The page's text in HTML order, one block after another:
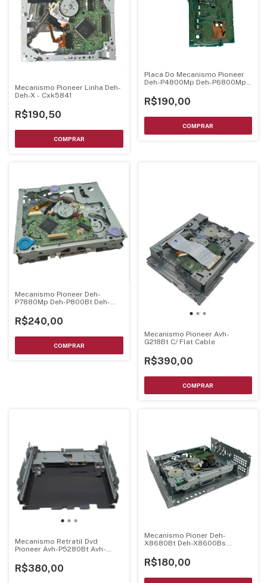
Mecanismo Pioneer Linha Deh-
Deh-X - Cxk5841
R$190,50
Placa Do Mecanismo Pioneer
Deh-P4800Mp Deh-P6800Mp
Cwx3380=Cwx3176=Cwx3410 -
Cnp8771
R$190,00
Mecanismo Pioneer Deh-
P7880Mp Deh-P800Bt Deh-
C/ Unidade Optica
R$240,00
Mecanismo Pioneer Avh-
G218Bt C/ Flat Cable
R$390,00
Mecanismo Retratil Dvd
Pioneer Avh-P5280Bt Avh-
Avh-P5200Dvd- Montado -
Cxc9160
R$380,00
Mecanismo Pioner Deh-
X8680Bt Deh-X8600Bs
Optica
R$180,00